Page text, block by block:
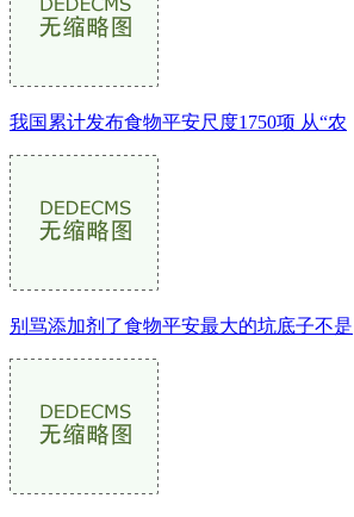
我国累计发布食物平安尺度1750项 从“农
别骂添加剂了食物平安最大的坑底子不是